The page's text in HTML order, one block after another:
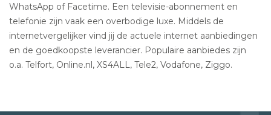
WhatsApp of Facetime. Een televisie-abonnement en
telefonie zijn vaak een overbodige luxe. Middels de
internetvergelijker vind jij de actuele internet aanbiedingen
en de goedkoopste leverancier. Populaire aanbiedes zijn
o.a. Telfort, Online.nl, XS4ALL, Tele2, Vodafone, Ziggo.